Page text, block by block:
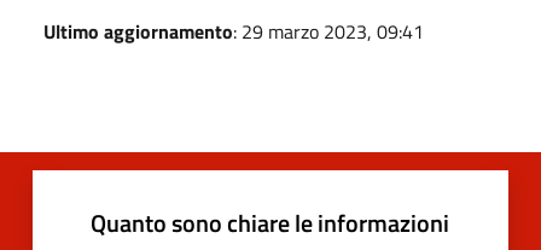
Ultimo aggiornamento: 29 marzo 2023, 09:41
Quanto sono chiare le informazioni